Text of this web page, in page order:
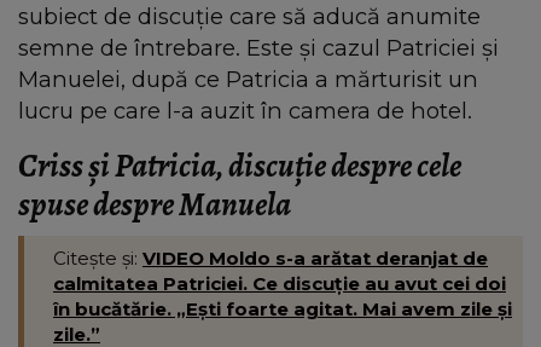
subiect de discuție care să aducă anumite
semne de întrebare. Este și cazul Patriciei și
Manuelei, după ce Patricia a mărturisit un
lucru pe care l-a auzit în camera de hotel.
Criss și Patricia, discuție despre cele
spuse despre Manuela
Citește și: VIDEO Moldo s-a arătat deranjat de
calmitatea Patriciei. Ce discuție au avut cei doi
în bucătărie. „Ești foarte agitat. Mai avem zile și
zile.”